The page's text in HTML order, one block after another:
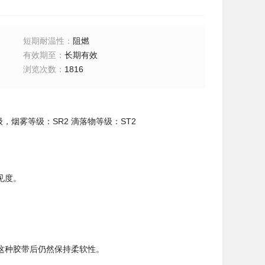
短期耐温性 ： 阻燃
有效期至 ：长期有效
浏览次数 ： 1816
烟雾等级：SR2 滴落物等级：ST2
。
胶带后仍然保持柔软性。